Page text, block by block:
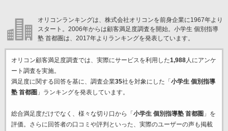
オリコンランキングは、株式会社オリコンを前身企業に1967年より
スタート。2006年からは顧客満足度調査を開始。小学生 個別指導
塾 首都圏は、2017年よりランキングを発表しています。
オリコン顧客満足度調査では、実際にサービスを利用した1,988人にアンケ
ート調査を実施。
満足度に関する回答を基に、調査企業35社を対象にした「 小学生 個別指導
塾 首都圏 」ランキングを発表しています。
総合満足度だけでなく、様々な切り口から「 小学生 個別指導塾 首都圏 」を
評価。さらに回答者の口コミや評判といった、実際のユーザーの声も掲載